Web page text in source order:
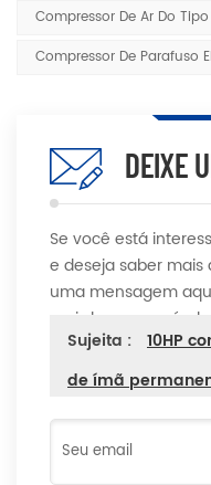
Compressor De Ar Do
Compressor De Parafuso
DEIXE
Se você está
e deseja saber mais
uma mensagem
mais breve possível.
Sujeita :
10HP
de ímã